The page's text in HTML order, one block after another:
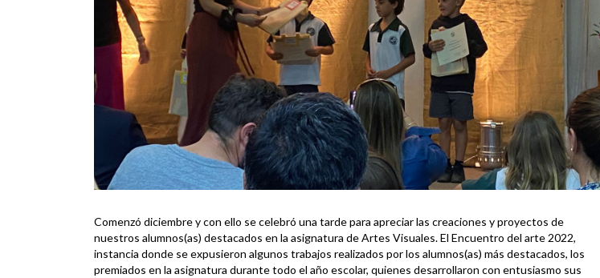
Comenzó diciembre y con ello se celebró una tarde para apreciar las creaciones y proyectos de
nuestros alumnos(as) destacados en la asignatura de Artes Visuales. El Encuentro del arte 2022,
instancia donde se expusieron algunos trabajos realizados por los alumnos(as) más destacados, los
premiados en la asignatura durante todo el año escolar, quienes desarrollaron con entusiasmo sus